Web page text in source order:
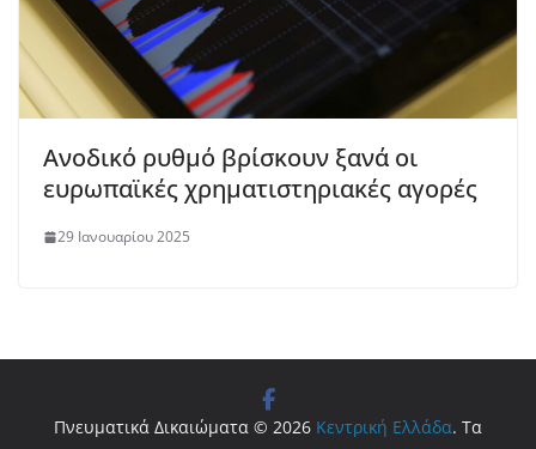
Ανοδικό ρυθμό βρίσκουν ξανά οι
ευρωπαϊκές χρηματιστηριακές αγορές
29 Ιανουαρίου 2025
Πνευματικά Δικαιώματα © 2026 Κεντρική Ελλάδα. Τα